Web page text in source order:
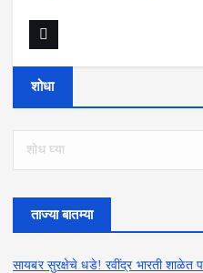
शोधा
ताज्या बातम्या
सायबर सुरक्षेचे धडे! रवींद्र भारती शाळेत